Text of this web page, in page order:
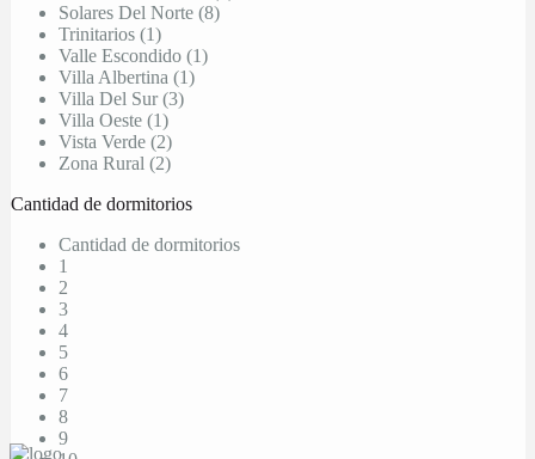
Solares Del Norte (8)
Trinitarios (1)
Valle Escondido (1)
Villa Albertina (1)
Villa Del Sur (3)
Villa Oeste (1)
Vista Verde (2)
Zona Rural (2)
Cantidad de dormitorios
Cantidad de dormitorios
1
2
3
4
5
6
7
8
9